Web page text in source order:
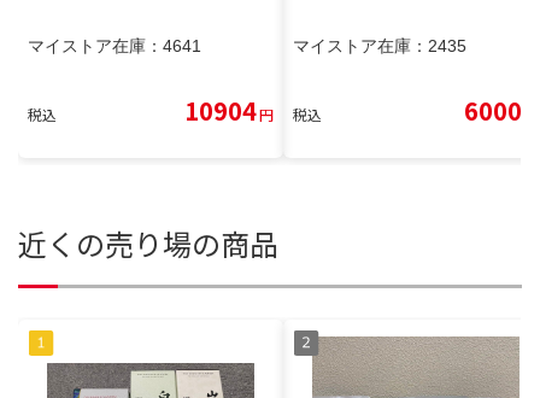
マイストア在庫： 4641
税込 10904円
マイストア在庫： 2435
税込 6000
近くの売り場の商品